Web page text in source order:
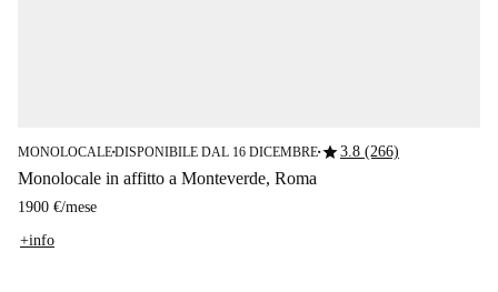
MONOLOCALE■DISPONIBILE DAL 16 DICEMBRE■star3.8 (266)
Monolocale in affitto a Monteverde, Roma
1900 €/mese
+info